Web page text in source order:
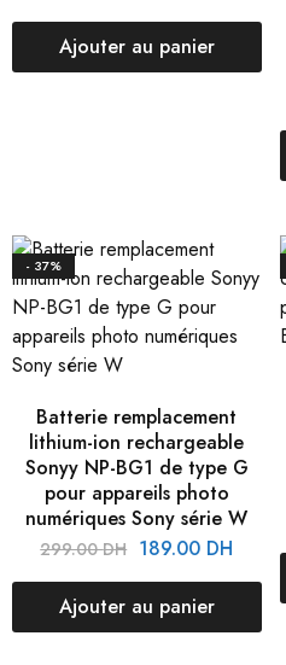
Ajouter au panier
- 37%
Batterie remplacement
lithium-ion rechargeable
Sonyy NP-BG1 de type G
pour appareils photo
numériques Sony série W
299.00DH 189.00 DH
Ajouter au panier